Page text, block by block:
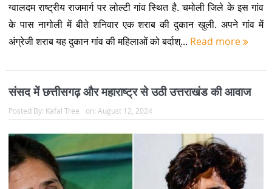
ग्वालदम राष्ट्रीय राजमार्ग पर लोल्टी गांव स्थित है. चमोली जिले के इस गांव
के पास नागोली में बीते शनिवार एक शराब की दुकान खुली. अपने गांव में
अंग्रेजी शराब यह दुकान गांव की महिलाओं को बर्दाश्... Read more
संसद में छत्तीसगढ़ और महाराष्ट्र से उठी उत्तराखंड की आवाज
Posted By: Kafal Tree on: August 12, 2024